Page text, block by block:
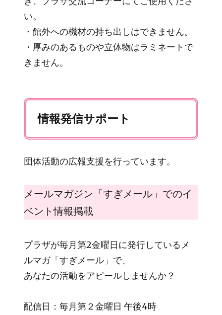
い。
・館外への機材の持ち出しはできません。
・厚みのあるものや立体物はラミネートで
きません。
情報発信サポート
団体活動の広報支援を行っています。
メールマガジン「すぎメール」でのイ
ベント情報掲載
プラザが毎月第2金曜日に発行しているメ
ルマガ「すぎメール」で、
あなたの活動をアピールしませんか？
配信日：毎月第２金曜日 午後4時